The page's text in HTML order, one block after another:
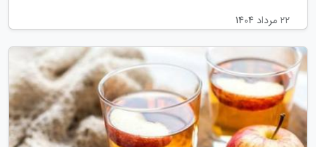
22 مرداد 1404